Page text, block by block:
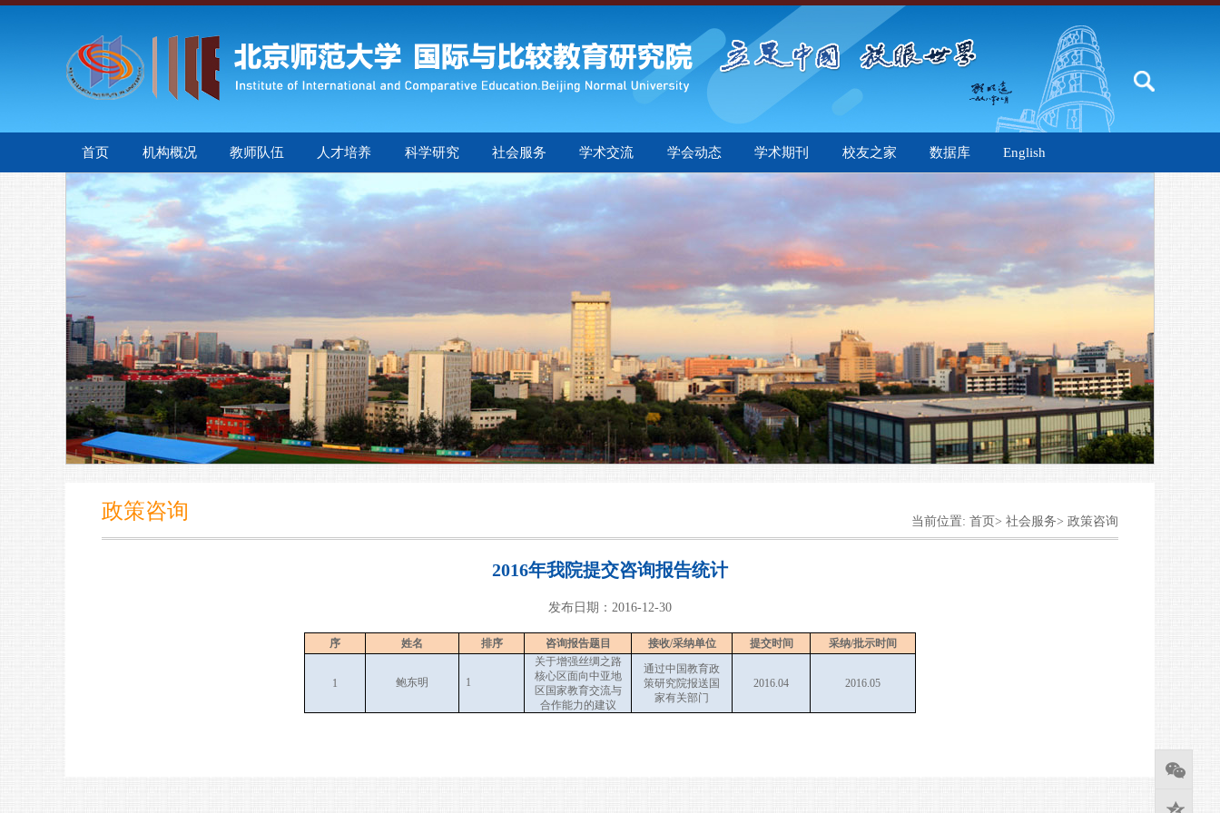
首页 机构概况 教师队伍 人才培养 科学研究 社会服务 学术交流 学会动态 学术期刊 校友之家 数据库 English
政策咨询 当前位置: 首页> 社会服务> 政策咨询
2016年我院提交咨询报告统计
发布日期：2016-12-30
序 姓名 排序 咨询报告题目 接收/采纳单位 提交时间 采纳/批示时间
1 鲍东明 1
关于增强丝绸之路
核心区面向中亚地
区国家教育交流与
合作能力的建议
通过中国教育政
策研究院报送国
家有关部门
2016.04 2016.05